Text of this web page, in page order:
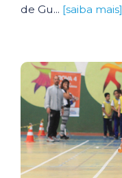
de Gu... [saiba mais]